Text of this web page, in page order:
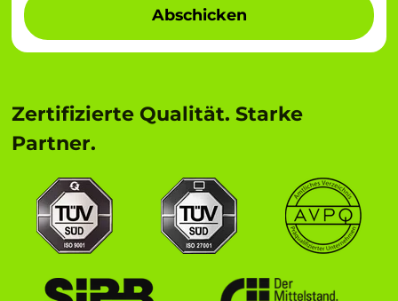
Abschicken
Zertifizierte Qualität. Starke
Partner.